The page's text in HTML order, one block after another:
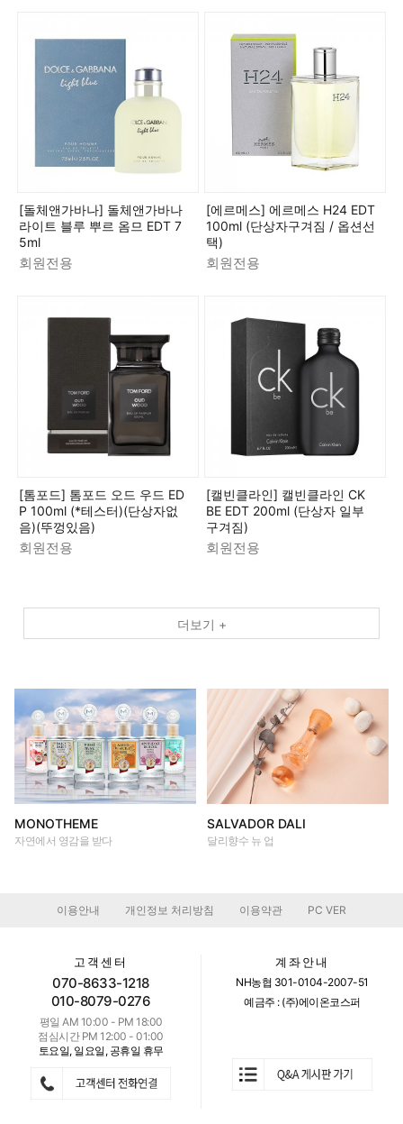
[돌체앤가바나] 돌체앤가바나
라이트 블루 뿌르 옴므 EDT 7
5ml
회원전용
[에르메스] 에르메스 H24 EDT
100ml (단상자구겨짐 / 옵션선
택)
회원전용
[톰포드] 톰포드 오드 우드 ED
P 100ml (*테스터)(단상자없
음)(뚜껑있음)
회원전용
[캘빈클라인] 캘빈클라인 CK
BE EDT 200ml (단상자 일부
구겨짐)
회원전용
더보기 +
MONOTHEME
자연에서 영감을 받다
SALVADOR DALI
달리향수 뉴 업
이용안내 개인정보 처리방침 이용약관 PC VER
고객센터
070-8633-1218
010-8079-0276
평일 AM 10:00 - PM 18:00
점심시간 PM 12:00 - 01:00
토요일, 일요일, 공휴일 휴무
계좌안내
NH농협 301-0104-2007-51
예금주 : (주)에이온코스퍼